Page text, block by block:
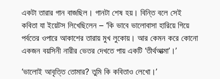
একটা তারার গান বাজছিল। গানটা শেষ হয়। বিন্তি বলে সেই
কবিতা যা ইয়েটস লিখেছিলেন – ‘কি ভাবে ভালোবাসা হারিয়ে গিয়ে
পর্বতের ওপারে আকাশের তারায় মুখ লুকোয়। আর কেমন করে কোনো
একজন বয়সিনী নারীর ভেতর দেখতে পায় একটি ‘তীর্থআত্মা’।’
‘ভালোই আবৃত্তি তোমার? তুমি কি কবিতাও লেখো।’